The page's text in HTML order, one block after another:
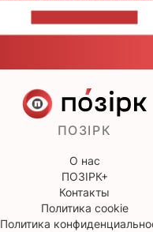
ПОЗІРК
О нас
ПОЗІРК+
Контакты
Политика cookie
Политика